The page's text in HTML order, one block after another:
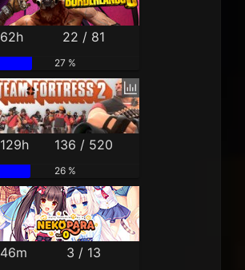
62h 22 / 81
27 %
129h 136 / 520
26 %
46m 3 / 13